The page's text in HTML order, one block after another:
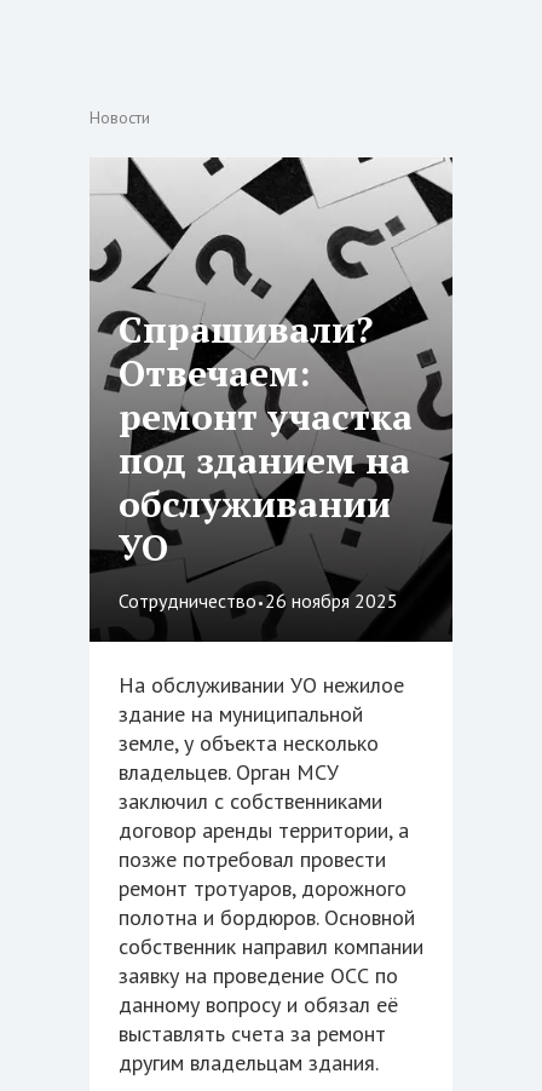
Новости
Спрашивали?
Отвечаем:
ремонт участка
под зданием на
обслуживании
УО
Сотрудничество·26 ноября 2025
На обслуживании УО нежилое
здание на муниципальной
земле, у объекта несколько
владельцев. Орган МСУ
заключил с собственниками
договор аренды территории, а
позже потребовал провести
ремонт тротуаров, дорожного
полотна и бордюров. Основной
собственник направил компании
заявку на проведение ОСС по
данному вопросу и обязал её
выставлять счета за ремонт
другим владельцам здания.